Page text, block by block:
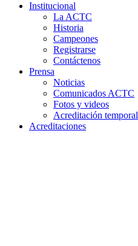
Institucional
La ACTC
Historia
Campeones
Registrarse
Contáctenos
Prensa
Noticias
Comunicados ACTC
Fotos y videos
Acreditación temporal
Acreditaciones